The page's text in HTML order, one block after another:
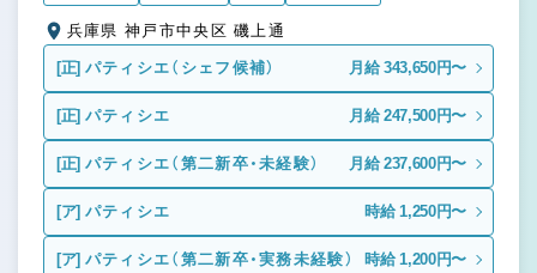
兵庫県 神戸市中央区 磯上通
[正] パティシエ（シェフ候補） 月給 343,650円〜
[正] パティシエ 月給 247,500円〜
[正] パティシエ（第二新卒・未経験） 月給 237,600円〜
[ア] パティシエ 時給 1,250円〜
[ア] パティシエ（第二新卒・実務未経験） 時給 1,200円〜